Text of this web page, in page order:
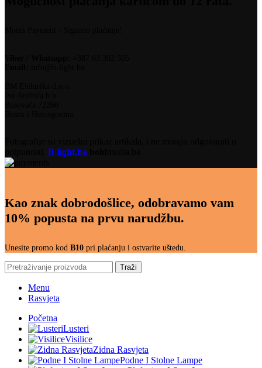
B-light.ba
Kao znak dobrodošlice, odobravamo vam
10% popusta na prvu narudžbu.
Unesite promo kod B10 pri plaćanju i ostvarite uštedu.
Traži
Menu
Rasvjeta
Početna
Lusteri
Visilice
Zidna Rasvjeta
Podne I Stolne Lampe